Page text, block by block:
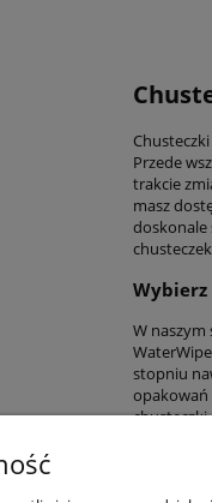
Przede
trakcie
masz
doskonale
Wybierz
W
stopniu
opakowań